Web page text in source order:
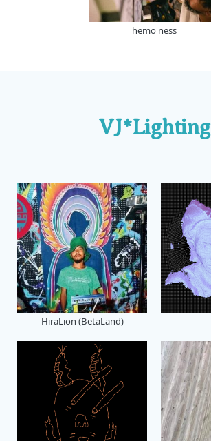
hemo ness
VJ*Lighting
HiraLion (BetaLand)